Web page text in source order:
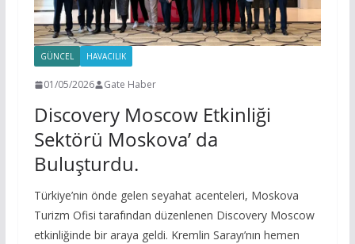
GÜNCEL HAVACILIK
01/05/2026 Gate Haber
Discovery Moscow Etkinliği
Sektörü Moskova’ da
Buluşturdu.
Türkiye’nin önde gelen seyahat acenteleri, Moskova
Turizm Ofisi tarafından düzenlenen Discovery Moscow
etkinliğinde bir araya geldi. Kremlin Sarayı’nın hemen